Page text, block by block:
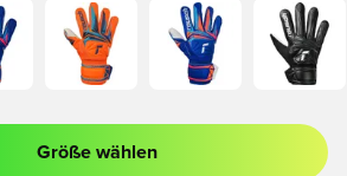
Anmelden oder Registrieren als
Größe wählen